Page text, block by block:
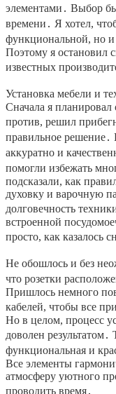
элементами․ Выбор
времени․ Я хотел,
функциональной, но
Поэтому я остановил
известных
Установка мебели и
Сначала я планировал
против, решил
правильное решение․
аккуратно и
помогли избежать
подсказали, как
духовку и варочную
долговечность
встроенной
просто, как казалось
Не обошлось и без
что розетки
Пришлось немного
кабелей, чтобы все
Но в целом, процесс
доволен результатом․
функциональная и
Все элементы
атмосферу уютного
проводить время․